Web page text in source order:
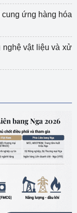
ứng hàng hóa
nghệ vật liệu và xử